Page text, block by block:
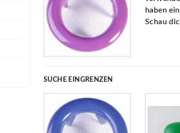
haben
Schau
SUCHE EINGRENZEN